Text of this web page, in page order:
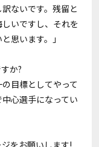
ないです。残留と
いですし、それを
思います。」
か?
目標としてやって
心選手になってい
をお願いします!